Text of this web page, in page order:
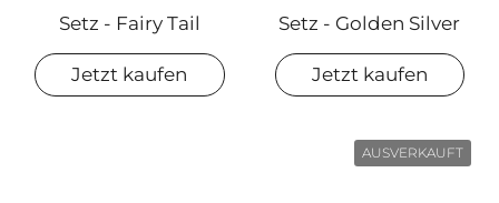
Setz - Fairy Tail
Jetzt kaufen
Setz - Golden Silver
Jetzt kaufen
AUSVERKAUFT